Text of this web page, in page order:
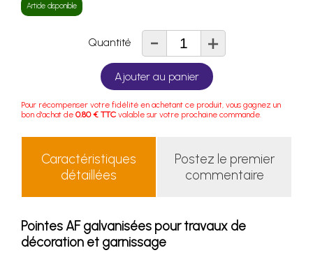
Article disponible
Quantité - +
Ajouter au panier
Pour récompenser votre fidélité en achetant ce produit, vous gagnez un
bon d'achat de 0.80 € TTC valable sur votre prochaine commande.
Caractéristiques
détaillées
Postez le premier
commentaire
Pointes AF galvanisées pour travaux de
décoration et garnissage